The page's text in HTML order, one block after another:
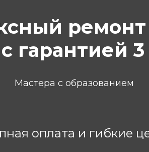
ремонт
гарантией 3
Мастера с образованием
оплата и гибкие